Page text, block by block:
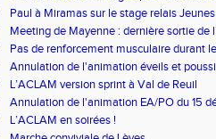
Paul à Miramas sur le stage relais
Meeting de Mayenne : dernière sortie de
sprinteurs
Pas de renforcement musculaire durant
Annulation de l'animation éveils et
L’ACLAM version sprint à Val de Reuil
Annulation de l'animation EA/PO du 15
L’ACLAM en soirées !